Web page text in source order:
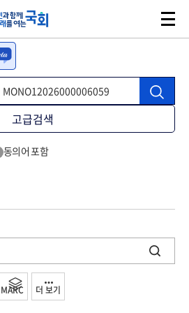
고급검색
동의어 포함
MARC 더 보기